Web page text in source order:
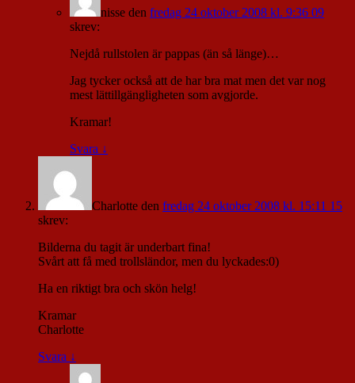
nisse den fredag 24 oktober 2008 kl. 9:36 09
skrev:
Nejdå rullstolen är pappas (än så länge)…
Jag tycker också att de har bra mat men det var nog
mest lättillgängligheten som avgjorde.
Kramar!
Svara ↓
Charlotte den fredag 24 oktober 2008 kl. 15:11 15
skrev:
Bilderna du tagit är underbart fina!
Svårt att få med trollsländor, men du lyckades:0)
Ha en riktigt bra och skön helg!
Kramar
Charlotte
Svara ↓